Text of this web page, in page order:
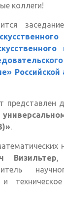
коллеги!
Российской
представлен
.
Визильтер,
и